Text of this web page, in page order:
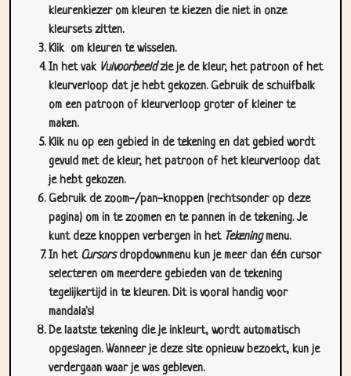
kleurenkiezer om kleuren te kiezen die niet in onze
kleursets zitten.
Klik om kleuren te wisselen.
In het vak Vulvoorbeeldzie je de kleur, het patroon of het
kleurverloop dat je hebt gekozen. Gebruik de schuifbalk
om een patroon of kleurverloop groter of kleiner te
maken.
Klik nu op een gebied in de tekening en dat gebied wordt
gevuld met de kleur, het patroon of het kleurverloop dat
je hebt gekozen.
Gebruik de zoom-/pan-knoppen (rechtsonder op deze
pagina) om in te zoomen en te pannen in de tekening. Je
kunt deze knoppen verbergen in het Tekeningmenu.
In het Cursorsdropdownmenu kun je meer dan één cursor
selecteren om meerdere gebieden van de tekening
tegelijkertijd in te kleuren. Dit is vooral handig voor
mandala's!
De laatste tekening die je inkleurt, wordt automatisch
opgeslagen. Wanneer je deze site opnieuw bezoekt, kun je
verdergaan waar je was gebleven.